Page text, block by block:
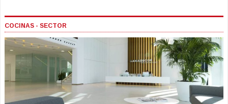
COCINAS - SECTOR